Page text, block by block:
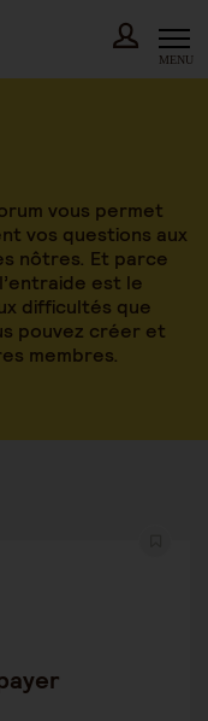
MENU
vous permet
vos questions aux
nôtres. Et parce
est le
difficultés que
pouvez créer et
membres.